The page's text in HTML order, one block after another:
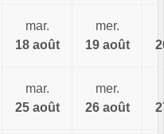
mar.
18 août
mer.
19 août
mar.
25 août
mer.
26 août